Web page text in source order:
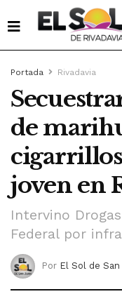
Portada Rivadavia
de
joven en
Intervino
Federal por
Por El Sol de San